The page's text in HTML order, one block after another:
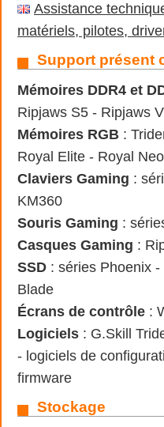
Assistance
matériels, pilotes,
Support présent
Mémoires DDR4 et
Ripjaws S5 - Ripjaws
Mémoires RGB :
Royal Elite - Royal Neo
Claviers Gaming :
KM360
Souris Gaming :
Casques Gaming :
SSD : séries Phoenix
Blade
Écrans de contrôle :
Logiciels : G.Skill
- logiciels de
firmware
Stockage